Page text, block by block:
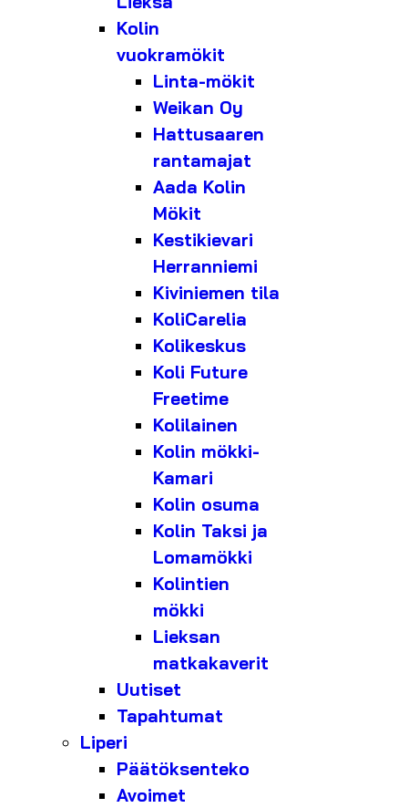
Kolin
vuokramökit
Linta-mökit
Weikan Oy
Hattusaaren
rantamajat
Aada Kolin
Mökit
Kestikievari
Herranniemi
Kiviniemen tila
KoliCarelia
Kolikeskus
Koli Future
Freetime
Kolilainen
Kolin mökki-
Kamari
Kolin osuma
Kolin Taksi ja
Lomamökki
Kolintien
mökki
Lieksan
matkakaverit
Uutiset
Tapahtumat
Liperi
Päätöksenteko
Avoimet